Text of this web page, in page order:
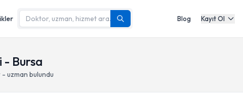
Blog Kayıt Ol
- Bursa
uzman bulundu